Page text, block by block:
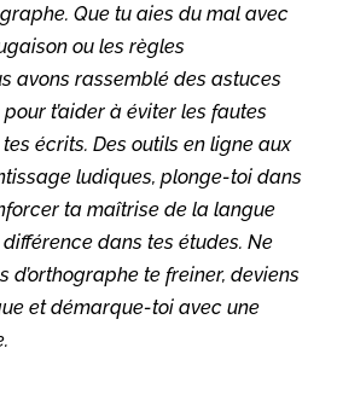
Que tu aies du mal avec
ou les règles
avons rassemblé des astuces
t’aider à éviter les fautes
écrits. Des outils en ligne aux
ludiques, plonge-toi dans
ta maîtrise de la langue
dans tes études. Ne
d’orthographe te freiner, deviens
et démarque-toi avec une